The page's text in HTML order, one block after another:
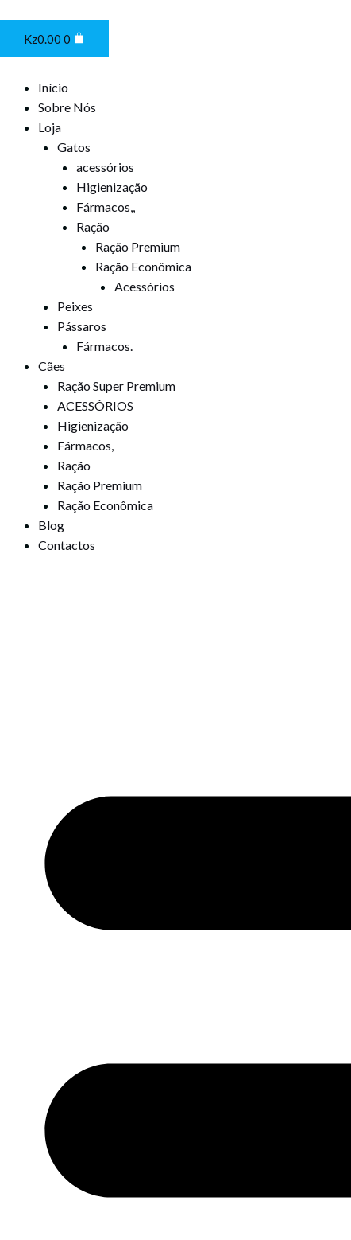
Kz0.00 0
Cart
Início
Sobre Nós
Loja
Gatos
acessórios
Higienização
Fármacos,,
Ração
Ração Premium
Ração Econômica
Acessórios
Peixes
Pássaros
Fármacos.
Cães
Ração Super Premium
ACESSÓRIOS
Higienização
Fármacos,
Ração
Ração Premium
Ração Econômica
Blog
Contactos